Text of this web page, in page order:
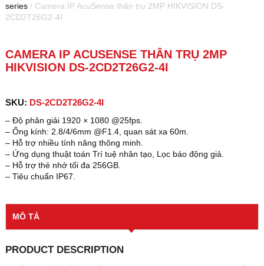
series / Camera IP AcuSense thân trụ 2MP HIKVISION DS-
2CD2T26G2-4I
CAMERA IP ACUSENSE THÂN TRỤ 2MP
HIKVISION DS-2CD2T26G2-4I
SKU: DS-2CD2T26G2-4I
– Độ phân giải 1920 × 1080 @25fps.
– Ống kính: 2.8/4/6mm @F1.4, quan sát xa 60m.
– Hỗ trợ nhiều tính năng thông minh.
– Ứng dụng thuật toán Trí tuệ nhân tạo, Lọc báo động giả.
– Hỗ trợ thẻ nhớ tối đa 256GB.
– Tiêu chuẩn IP67.
MÔ TẢ
PRODUCT DESCRIPTION